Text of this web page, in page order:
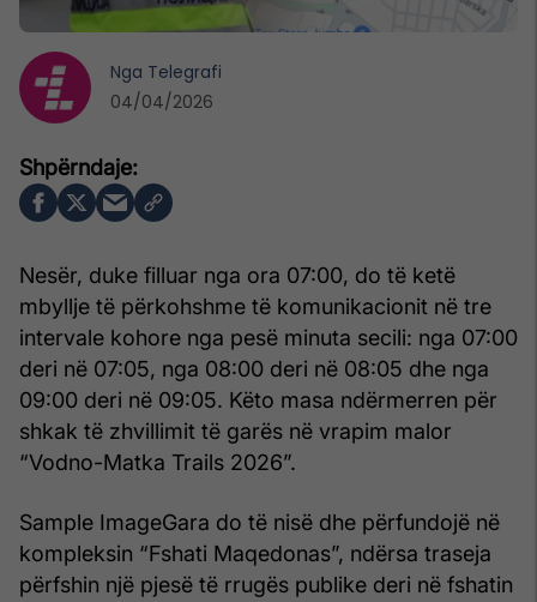
Nesër, duke filluar nga ora 07:00, do të ketë
mbyllje të përkohshme të komunikacionit në tre
intervale kohore nga pesë minuta secili: nga 07:00
deri në 07:05, nga 08:00 deri në 08:05 dhe nga
09:00 deri në 09:05. Këto masa ndërmerren për
shkak të zhvillimit të garës në vrapim malor
“Vodno-Matka Trails 2026”.
Sample ImageGara do të nisë dhe përfundojë në
kompleksin “Fshati Maqedonas”, ndërsa traseja
përfshin një pjesë të rrugës publike deri në fshatin
Nga Telegrafi
04/04/2026